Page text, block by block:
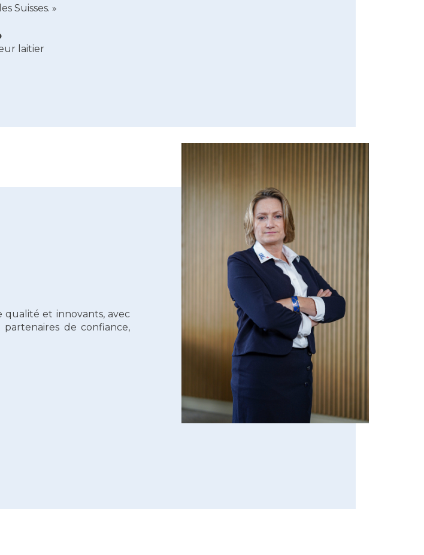
Suisses. »
laitier
et innovants, avec
de confiance,